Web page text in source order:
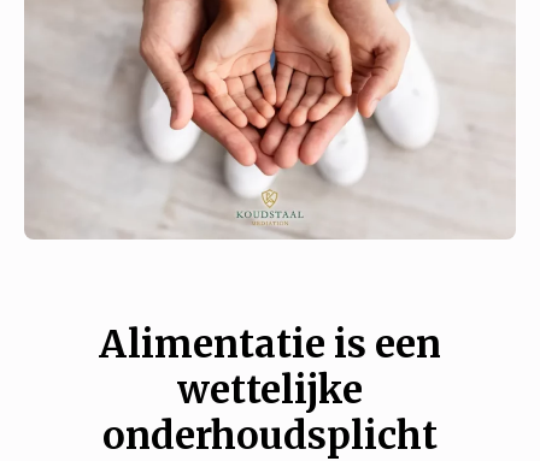
Alimentatie is een
wettelijke
onderhoudsplicht